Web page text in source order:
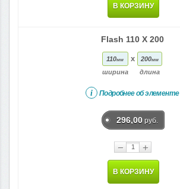
В КОРЗИНУ
Flash 110 X 200
110мм
ширина
x 200мм
длина
i Подробнее об элементе
296,00 руб.
− +
В КОРЗИНУ